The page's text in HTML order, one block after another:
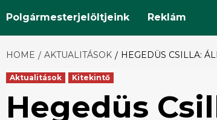
Szó
Polgármesterjelöltjeink Reklám
HOME AKTUALITÁSOK HEGEDÜS CSILLA:
Aktualitások Kitekintő
Hegedüs